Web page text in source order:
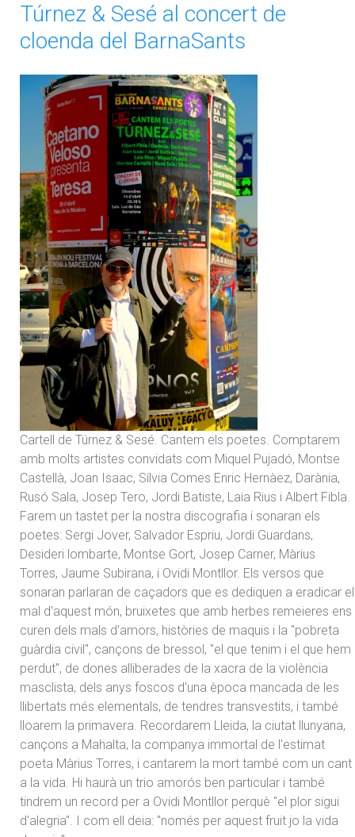
Túrnez & Sesé al concert de
cloenda del BarnaSants
Cartell de Túrnez & Sesé. Cantem els poetes. Comptarem
amb molts artistes convidats com Miquel Pujadó, Montse
Castellà, Joan Isaac, Sílvia Comes Enric Hernàez, Darània,
Rusó Sala, Josep Tero, Jordi Batiste, Laia Rius i Albert Fibla.
Farem un tastet per la nostra discografia i sonaran els
poetes: Sergi Jover, Salvador Espriu, Jordi Guardans,
Desideri lombarte, Montse Gort, Josep Carner, Màrius
Torres, Jaume Subirana, i Ovidi Montllor. Els versos que
sonaran parlaran de caçadors que es dediquen a eradicar el
mal d'aquest món, bruixetes que amb herbes remeieres ens
curen dels mals d'amors, històries de maquis i la "pobreta
guàrdia civil", cançons de bressol, "el que tenim i el que hem
perdut", de dones alliberades de la xacra de la violència
masclista, dels anys foscos d'una època mancada de les
llibertats més elementals, de tendres transvestits, i també
lloarem la primavera. Recordarem Lleida, la ciutat llunyana,
cançons a Mahalta, la companya immortal de l'estimat
poeta Màrius Torres, i cantarem la mort també com un cant
a la vida. Hi haurà un trio amorós ben particular i també
tindrem un record per a Ovidi Montllor perquè "el plor sigui
d'alegria". I com ell deia: "només per aquest fruit jo la vida